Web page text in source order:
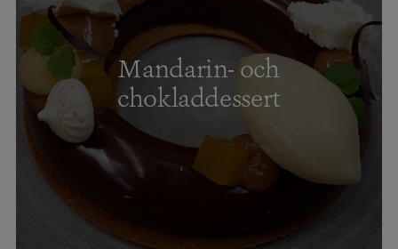
Mandarin- och
chokladdessert